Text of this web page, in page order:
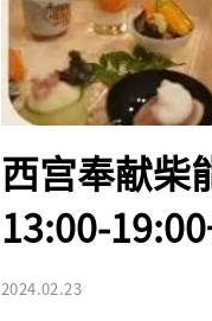
西宫奉献柴
13:00-
2024.02.23